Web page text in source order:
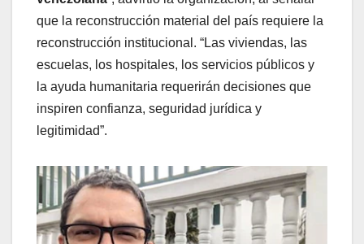
que la reconstrucción material del país requiere la
reconstrucción institucional. “Las viviendas, las
escuelas, los hospitales, los servicios públicos y
la ayuda humanitaria requerirán decisiones que
inspiren confianza, seguridad jurídica y
legitimidad”.